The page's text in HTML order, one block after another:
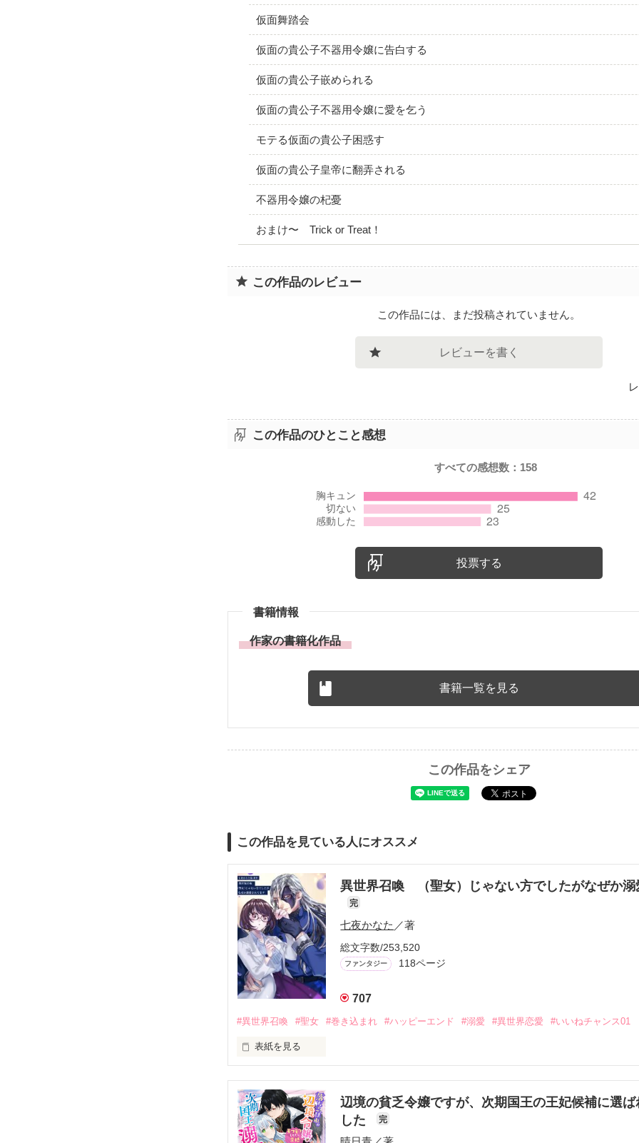
仮面舞踏会
仮面の貴公子不器用令嬢に告白する
仮面の貴公子嵌められる
仮面の貴公子不器用令嬢に愛を乞う
モテる仮面の貴公子困惑す
仮面の貴公子皇帝に翻弄される
不器用令嬢の杞憂
おまけ〜 Trick or Treat！
この作品のレビュー
この作品には、まだ投稿されていません。
レビューを書く
この作品のひとこと感想
すべての感想数： 158
投票する
書籍情報
作家の書籍化作品
書籍一覧を見る
この作品をシェア
この作品を見ている人にオススメ
異世界召喚 （聖女）じゃない方でしたがなぜか溺
完
七夜かなた ／著
総文字数/253,520
ファンタジー 118ページ
707
#異世界召喚 #聖女 #巻き込まれ #ハッピーエンド #溺愛 #異世界恋愛 #いいねチャンス01
表紙を見る
でもそこで出会ったアドルファス・レインズフォードの家でお世話していただくことに
辺境の貧乏令嬢ですが、次期国王の王妃候補に選ば
した
完